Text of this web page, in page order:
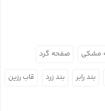
مشکی صفحه گرد
بند رابر بند زرد قاب رزین